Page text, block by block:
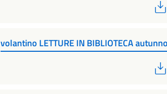
volantino LETTURE IN BIBLIOTECA